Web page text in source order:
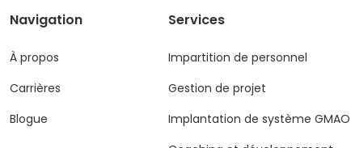
Navigation
À propos
Carrières
Blogue
Services
Impartition de personnel
Gestion de projet
Implantation de système GMAO